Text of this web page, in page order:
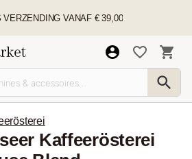
VERZENDING VANAF € 39,00
Kaffeerösterei